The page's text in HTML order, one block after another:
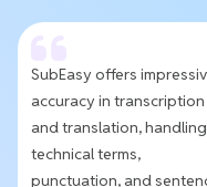
SubEasy offers
accuracy in transcription
and translation, handling
technical terms,
punctuation, and